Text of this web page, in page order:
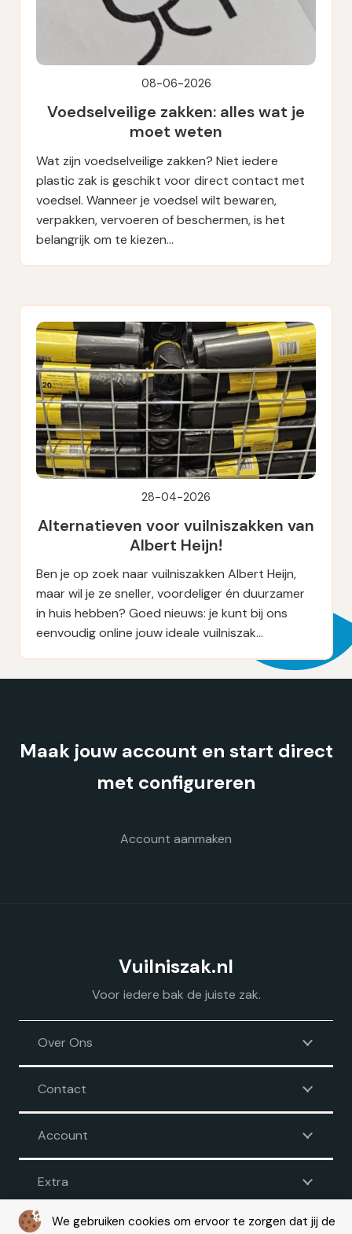
We gebruiken cookies om ervoor te zorgen dat jij de
08-06-2026
Voedselveilige zakken: alles wat je
moet weten
Wat zijn voedselveilige zakken? Niet iedere
plastic zak is geschikt voor direct contact met
voedsel. Wanneer je voedsel wilt bewaren,
verpakken, vervoeren of beschermen, is het
belangrijk om te kiezen…
28-04-2026
Alternatieven voor vuilniszakken van
Albert Heijn!
Ben je op zoek naar vuilniszakken Albert Heijn,
maar wil je ze sneller, voordeliger én duurzamer
in huis hebben? Goed nieuws: je kunt bij ons
eenvoudig online jouw ideale vuilniszak…
Maak jouw account en start direct
met configureren
Account aanmaken
Vuilniszak.nl
Voor iedere bak de juiste zak.
Over Ons
Contact
Account
Extra